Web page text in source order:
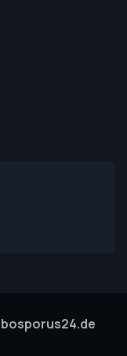
bosporus24.de